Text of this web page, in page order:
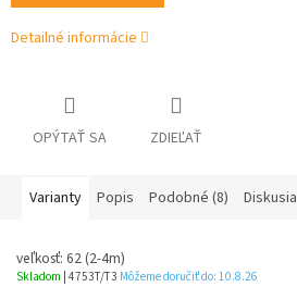
Detailné informácie
OPÝTAŤ SA ZDIEĽAŤ
Varianty Popis Podobné (8) Diskusia
veľkosť: 62 (2-4m)
Skladom | 4753T/T3 Môžeme doručiť do: 10.8.26